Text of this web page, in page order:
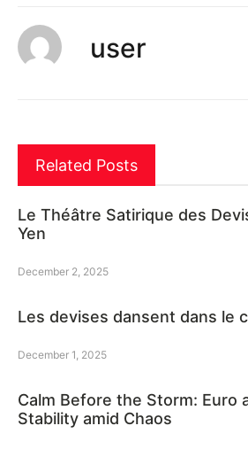
user
Related Posts
Le Théâtre Satirique des
Yen
December 2, 2025
Les devises dansent dans le
December 1, 2025
Calm Before the Storm: Euro
Stability amid Chaos